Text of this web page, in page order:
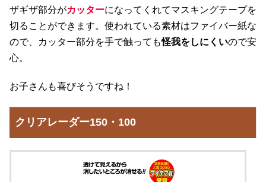
ザギザ部分がカッターになってくれてマスキングテープを
切ることができます。使われている素材はファイバー紙な
ので、カッター部分を手で触っても怪我をしにくいので安
心。
お子さんも喜びそうですね！
クリアレーダー150・100